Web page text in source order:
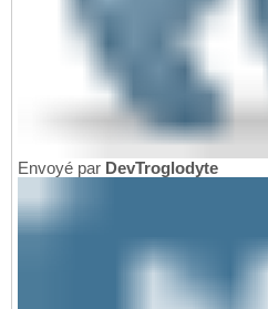
Envoyé par DevTroglodyte